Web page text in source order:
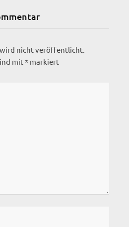
wird nicht veröffentlicht.
mit* markiert